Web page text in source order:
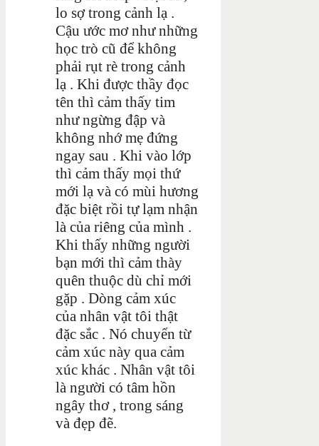
lo sợ trong cảnh lạ .
Cậu ước mơ như những
học trò cũ để không
phải rụt rè trong cảnh
lạ . Khi được thầy đọc
tên thì cảm thấy tim
như ngừng đập và
không nhớ mẹ đứng
ngay sau . Khi vào lớp
thì cảm thấy mọi thứ
mới lạ và có mùi hương
đặc biệt rồi tự lạm nhận
là của riêng của mình .
Khi thấy những người
bạn mới thì cảm thày
quên thuộc dù chỉ mới
gặp . Dòng cảm xúc
của nhân vật tôi thật
đặc sắc . Nó chuyển từ
cảm xúc này qua cảm
xúc khác . Nhân vật tôi
là người có tâm hồn
ngây thơ , trong sáng
và đẹp đẽ.